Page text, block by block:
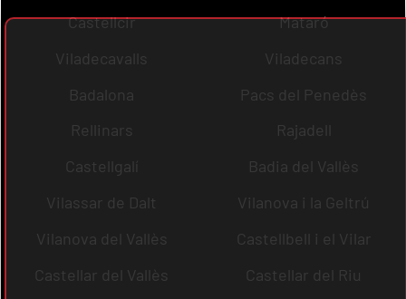
Castellcir
Mataró
Viladecavalls
Viladecans
Badalona
Pacs del Penedès
Rellinars
Rajadell
Castellgalí
Badia del Vallès
Vilassar de Dalt
Vilanova i la Geltrú
Vilanova del Vallès
Castellbell i el Vilar
Castellar del Vallès
Castellar del Riu